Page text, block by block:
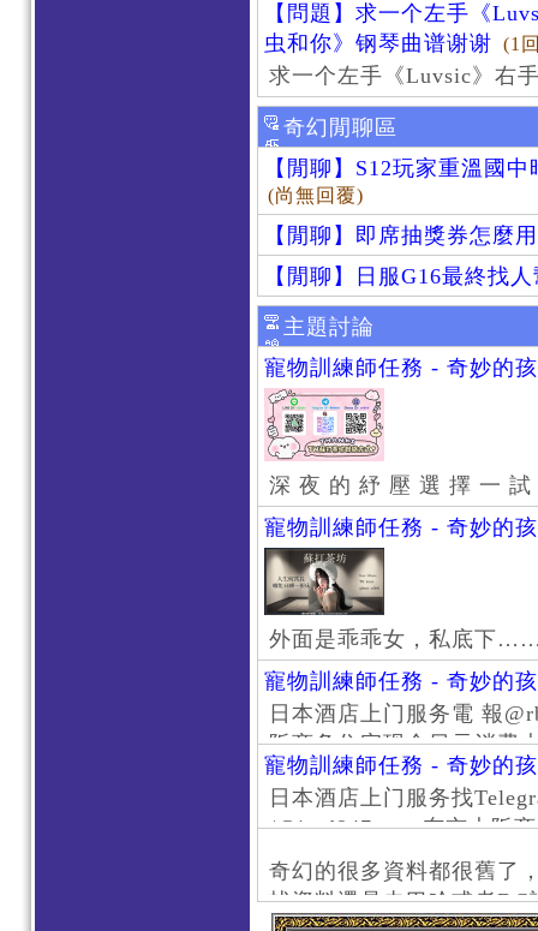
【問題】求一个左手《
虫和你》钢琴曲谱谢谢 (1
求一个左手《Luvsic》右
奇幻閒聊區
【閒聊】S12玩家重溫國
(尚無回覆)
【閒聊】即席抽獎券怎麼
【閒聊】日服G16最終找
主題討論
寵物訓練師任務 - 奇妙的
深 夜 的 紓 壓 選 擇 一
寵物訓練師任務 - 奇妙的
外面是乖乖女，私底下
寵物訓練師任務 - 奇妙的
日本酒店上门服务電 報
阪商务住宅现金日元消费
京风俗 #大阪风俗 #东京
上门服务新宿风俗 #梅田
#日本萝莉 #大阪萝莉 #日
寵物訓練師任務 - 奇妙的
日本酒店上门服务找
/@jptd847utpp 东京大阪
京旅游 #大阪旅游 #东京
东京上门服务 #大阪上门
心斋桥风俗 #日本女孩 #
奇幻的很多資料都很舊了
找資料還是去巴哈或者